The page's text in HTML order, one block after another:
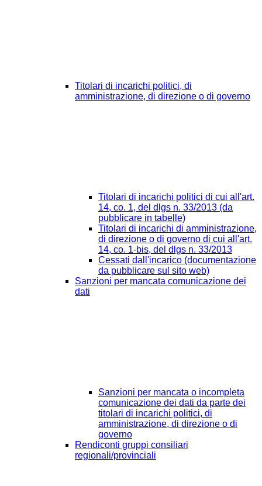
Titolari di incarichi politici, di
amministrazione, di direzione o di governo
Titolari di incarichi politici di cui all'art.
14, co. 1, del dlgs n. 33/2013 (da
pubblicare in tabelle)
Titolari di incarichi di amministrazione,
di direzione o di governo di cui all'art.
14, co. 1-bis, del dlgs n. 33/2013
Cessati dall'incarico (documentazione
da pubblicare sul sito web)
Sanzioni per mancata comunicazione dei
dati
Sanzioni per mancata o incompleta
comunicazione dei dati da parte dei
titolari di incarichi politici, di
amministrazione, di direzione o di
governo
Rendiconti gruppi consiliari
regionali/provinciali